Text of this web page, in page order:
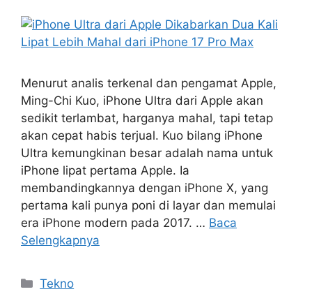
Menurut analis terkenal dan pengamat Apple,
Ming-Chi Kuo, iPhone Ultra dari Apple akan
sedikit terlambat, harganya mahal, tapi tetap
akan cepat habis terjual. Kuo bilang iPhone
Ultra kemungkinan besar adalah nama untuk
iPhone lipat pertama Apple. Ia
membandingkannya dengan iPhone X, yang
pertama kali punya poni di layar dan memulai
era iPhone modern pada 2017. … Baca
Selengkapnya
Kategori
Tekno